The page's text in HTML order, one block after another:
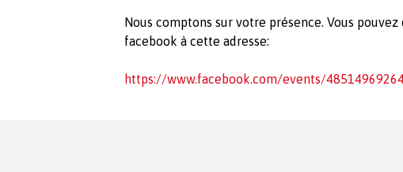
Nous comptons sur votre présence. Vous
facebook à cette adresse:
https://www.facebook.com/events/